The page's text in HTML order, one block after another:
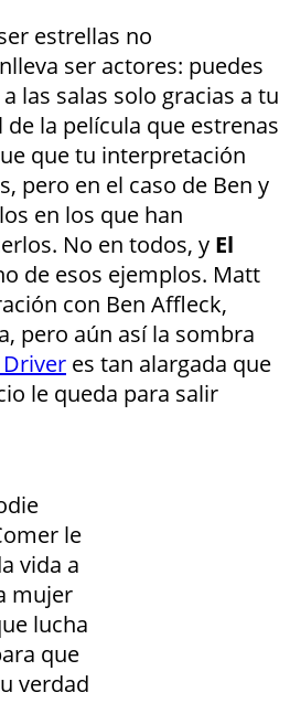
estrellas no
ser actores: puedes
las salas solo gracias a tu
la película que estrenas
que tu interpretación
pero en el caso de Ben y
en los que han
No en todos, y El
de esos ejemplos. Matt
con Ben Affleck,
pero aún así la sombra
es tan alargada que
le queda para salir
le
vida a
mujer
lucha
que
verdad